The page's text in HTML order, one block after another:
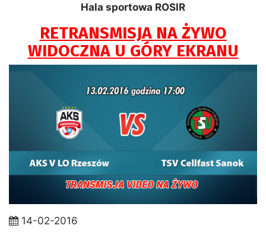
Hala sportowa ROSIR
RETRANSMISJA NA ŻYWO
WIDOCZNA U GÓRY EKRANU
14-02-2016